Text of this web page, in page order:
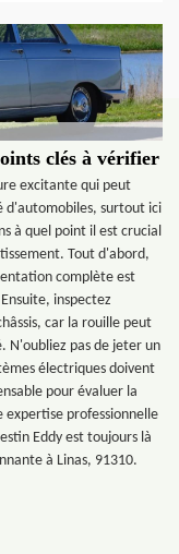
clés à vérifier
excitante qui peut
d'automobiles, surtout ici
à quel point il est crucial
Tout d'abord,
complète est
inspectez
car la rouille peut
N'oubliez pas de jeter un
électriques doivent
pour évaluer la
professionnelle
Eddy est toujours là
à Linas, 91310.